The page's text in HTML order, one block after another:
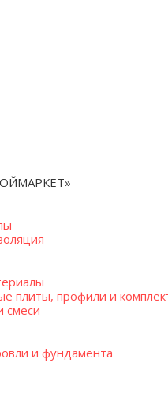
плиты, профили и
смеси
и фундамента